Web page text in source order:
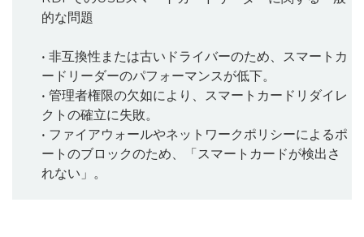
的な問題
• 非互換性または古いドライバーのため、スマートカ
ードリーダーのパフォーマンスが低下。
• 管理者権限の欠如により、スマートカードリダイレ
クトの確立に失敗。
• ファイアウォールやネットワークポリシーによるポ
ートのブロックのため、「スマートカードが検出さ
れない」。